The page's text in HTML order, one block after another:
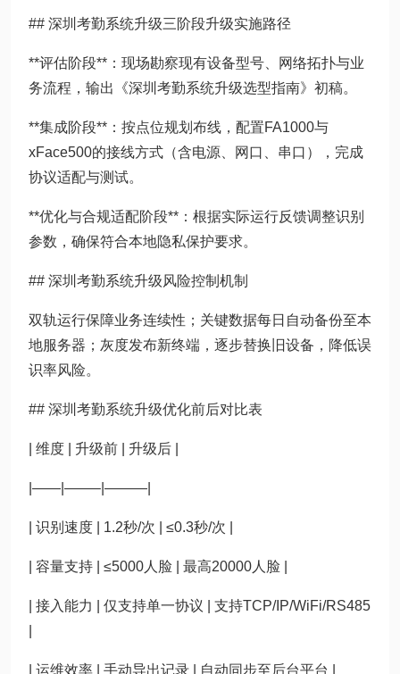
## 深圳考勤系统升级三阶段升级实施路径
**评估阶段**：现场勘察现有设备型号、网络拓扑与业
务流程，输出《深圳考勤系统升级选型指南》初稿。
**集成阶段**：按点位规划布线，配置FA1000与
xFace500的接线方式（含电源、网口、串口），完成
协议适配与测试。
**优化与合规适配阶段**：根据实际运行反馈调整识别
参数，确保符合本地隐私保护要求。
## 深圳考勤系统升级风险控制机制
双轨运行保障业务连续性；关键数据每日自动备份至本
地服务器；灰度发布新终端，逐步替换旧设备，降低误
识率风险。
## 深圳考勤系统升级优化前后对比表
| 维度 | 升级前 | 升级后 |
|——|——–|———|
| 识别速度 | 1.2秒/次 | ≤0.3秒/次 |
| 容量支持 | ≤5000人脸 | 最高20000人脸 |
| 接入能力 | 仅支持单一协议 | 支持TCP/IP/WiFi/RS485
| 运维效率 | 手动导出记录 | 自动同步至后台平台 |